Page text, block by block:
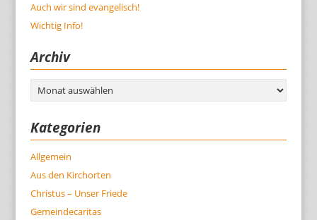
Auch wir sind evangelisch!
Wichtig Info!
Archiv
Archiv
Kategorien
Allgemein
Aus den Kirchorten
Christus – Unser Friede
Gemeindecaritas